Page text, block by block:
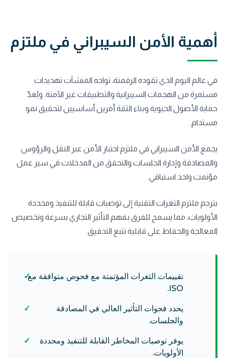
أهمية الأمن السيبراني في ملتزم
في عالم اليوم الذي تقوده الرقمنة، تواجه المنشآت تهديدات
مستمرة من الهجمات السيبرانية والتطبيقات غير الآمنة. ويُعدّ
حماية الأصول الحيوية وبناء الثقة أمرين أساسيين لتحقيق نمو
مستدام.
يجمع الأمن السيبراني في ملتزم اختبار الأمن عبر النقل والرؤوس
والمصادقة وإدارة الجلسات والتحقق من المدخلات في سير عمل
مؤتمت واحد استباقي.
يترجم ملتزم الثغرات التقنية إلى توصيات قابلة للتنفيذ ومحددة
الأولويات، مما يسمح للفرق بفهم التأثير التجاري بسرعة وتخصيص
المعالجة والحفاظ على قابلية تتبع التدقيق.
تقييمات الثغرات المؤتمتة مع فحوص متوافقة مع
ISO.
يحدد فجوات التأثير العالي في المصادقة
والجلسات.
يوفر توصيات المخاطر القابلة للتنفيذ ومحددة
الأولويات.